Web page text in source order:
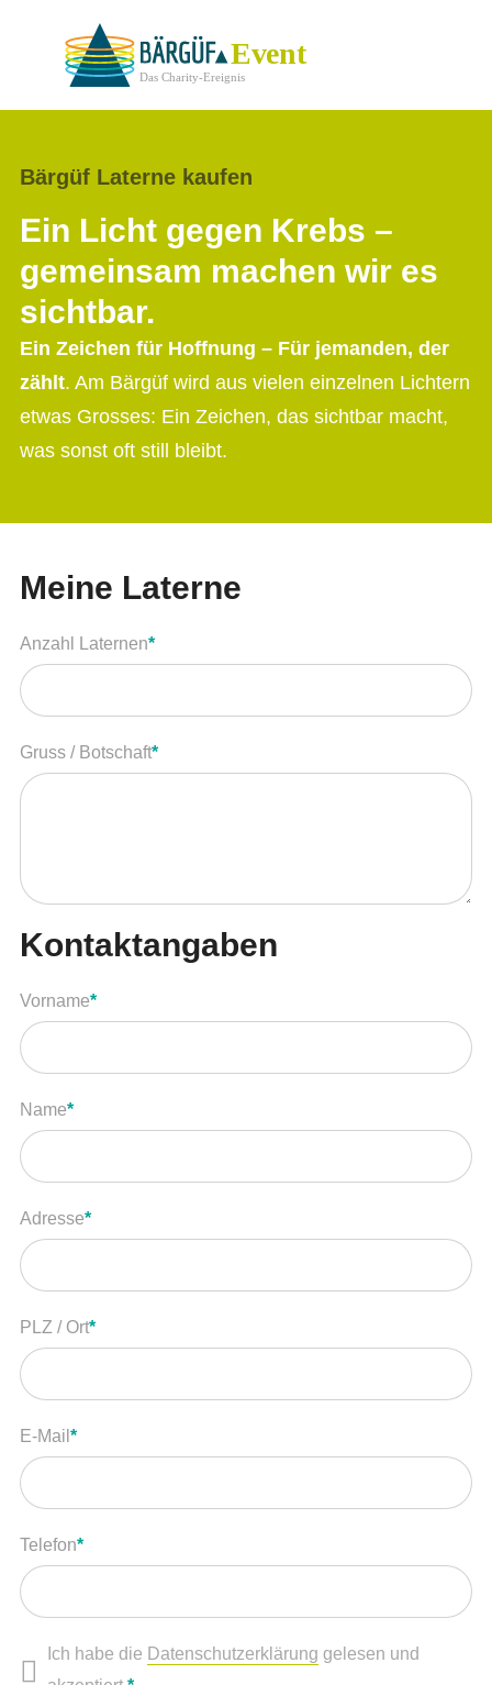
Gemeinsam gegen Krebs
Verein
Event
Botschafter zum Event
Eindrücke & Emotionen
Sich engagieren
Event
Das Charity-Ereignis
Bärgüf Laterne kaufen
Ein Licht gegen Krebs –
gemeinsam machen wir es
sichtbar.
Ein Zeichen für Hoffnung – Für jemanden, der
zählt. Am Bärgüf wird aus vielen einzelnen Lichtern
etwas Grosses: Ein Zeichen, das sichtbar macht,
was sonst oft still bleibt.
Meine Laterne
Anzahl Laternen*Pflichtfeld
Gruss / Botschaft*Pflichtfeld
Kontaktangaben
Vorname*Pflichtfeld
Name*Pflichtfeld
Adresse*Pflichtfeld
PLZ / Ort*Pflichtfeld
E-Mail *Pflichtfeld
Telefon*Pflichtfeld
Ich habe die Datenschutzerklärung gelesen und